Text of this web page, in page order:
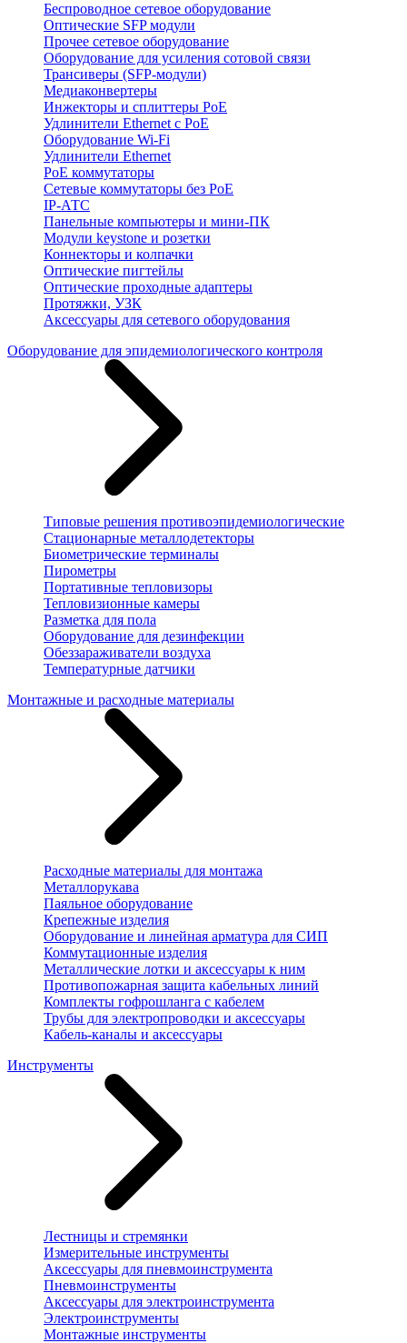
Беспроводное сетевое оборудование
Оптические SFP модули
Прочее сетевое оборудование
Оборудование для усиления сотовой связи
Трансиверы (SFP-модули)
Медиаконвертеры
Инжекторы и сплиттеры PoE
Удлинители Ethernet с PoE
Оборудование Wi-Fi
Удлинители Ethernet
PoE коммутаторы
Сетевые коммутаторы без PoE
IP-АТС
Панельные компьютеры и мини-ПК
Модули keystone и розетки
Коннекторы и колпачки
Оптические пигтейлы
Оптические проходные адаптеры
Протяжки, УЗК
Аксессуары для сетевого оборудования
Оборудование для эпидемиологического контроля
Типовые решения противоэпидемиологические
Стационарные металлодетекторы
Биометрические терминалы
Пирометры
Портативные тепловизоры
Тепловизионные камеры
Разметка для пола
Оборудование для дезинфекции
Обеззараживатели воздуха
Температурные датчики
Монтажные и расходные материалы
Расходные материалы для монтажа
Металлорукава
Паяльное оборудование
Крепежные изделия
Оборудование и линейная арматура для СИП
Коммутационные изделия
Металлические лотки и аксессуары к ним
Противопожарная защита кабельных линий
Комплекты гофрошланга с кабелем
Трубы для электропроводки и аксессуары
Кабель-каналы и аксессуары
Инструменты
Лестницы и стремянки
Измерительные инструменты
Аксессуары для пневмоинструмента
Пневмоинструменты
Аксессуары для электроинструмента
Электроинструменты
Монтажные инструменты